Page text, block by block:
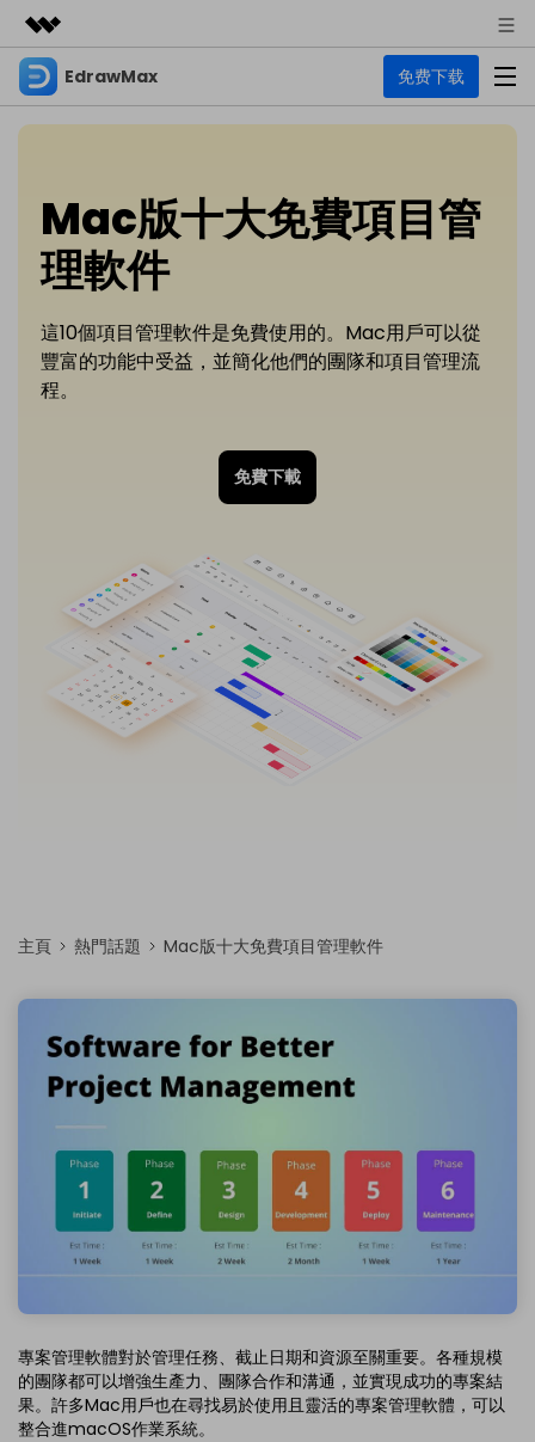
精選產品
AIGC 數位創意
商務
解決方案
關於我們
新聞中心
商店
支援
EdrawMax 免费下载
EdrawMax
多合一圖表軟體
EdrawMind
心智圖與腦力激盪工具
EdrawProj
圖表
商業用途
流程圖
技術用途
UML
所有圖表類型>>
資源
資源範本
EdrawMax 社區
支援
立即購買
搜索
Mac版十大免費項目管
理軟件
這10個項目管理軟件是免費使用的。Mac用戶可以從
豐富的功能中受益，並簡化他們的團隊和項目管理流
程。
免費下載
主頁 熱門話題 Mac版十大免費項目管理軟件
專案管理軟體對於管理任務、截止日期和資源至關重要。各種規模
的團隊都可以增強生產力、團隊合作和溝通，並實現成功的專案結
果。許多Mac用戶也在尋找易於使用且靈活的專案管理軟體，可以
整合進macOS作業系統。